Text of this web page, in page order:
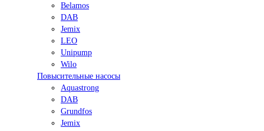
Belamos
DAB
Jemix
LEO
Unipump
Wilo
Повысительные насосы
Aquastrong
DAB
Grundfos
Jemix